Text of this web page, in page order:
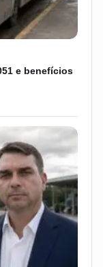
e benefícios